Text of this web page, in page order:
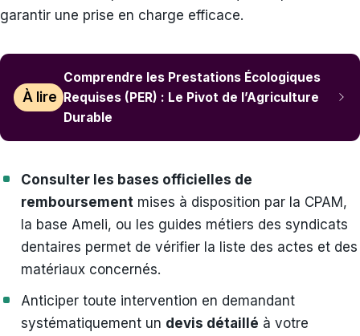
garantir une prise en charge efficace.
À lire
Comprendre les Prestations Écologiques
Requises (PER) : Le Pivot de l’Agriculture
Durable
Consulter les bases officielles de
remboursement mises à disposition par la CPAM,
la base Ameli, ou les guides métiers des syndicats
dentaires permet de vérifier la liste des actes et des
matériaux concernés.
Anticiper toute intervention en demandant
systématiquement un devis détaillé à votre